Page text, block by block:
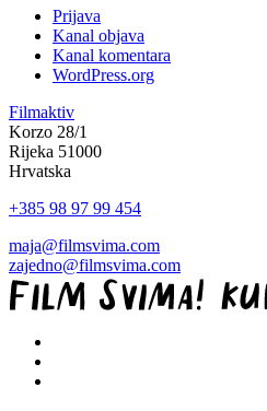
Prijava
Kanal objava
Kanal komentara
WordPress.org
Filmaktiv
Korzo 28/1
Rijeka 51000
Hrvatska
+385 98 97 99 454
maja@filmsvima.com
zajedno@filmsvima.com